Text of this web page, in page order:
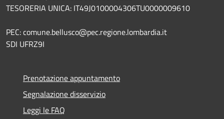
TESORERIA UNICA: IT49J0100004306TU0000009610
PEC: comune.bellusco@pec.regione.lombardia.it
SDI UFRZ9I
Prenotazione appuntamento
Segnalazione disservizio
Leggi le FAQ